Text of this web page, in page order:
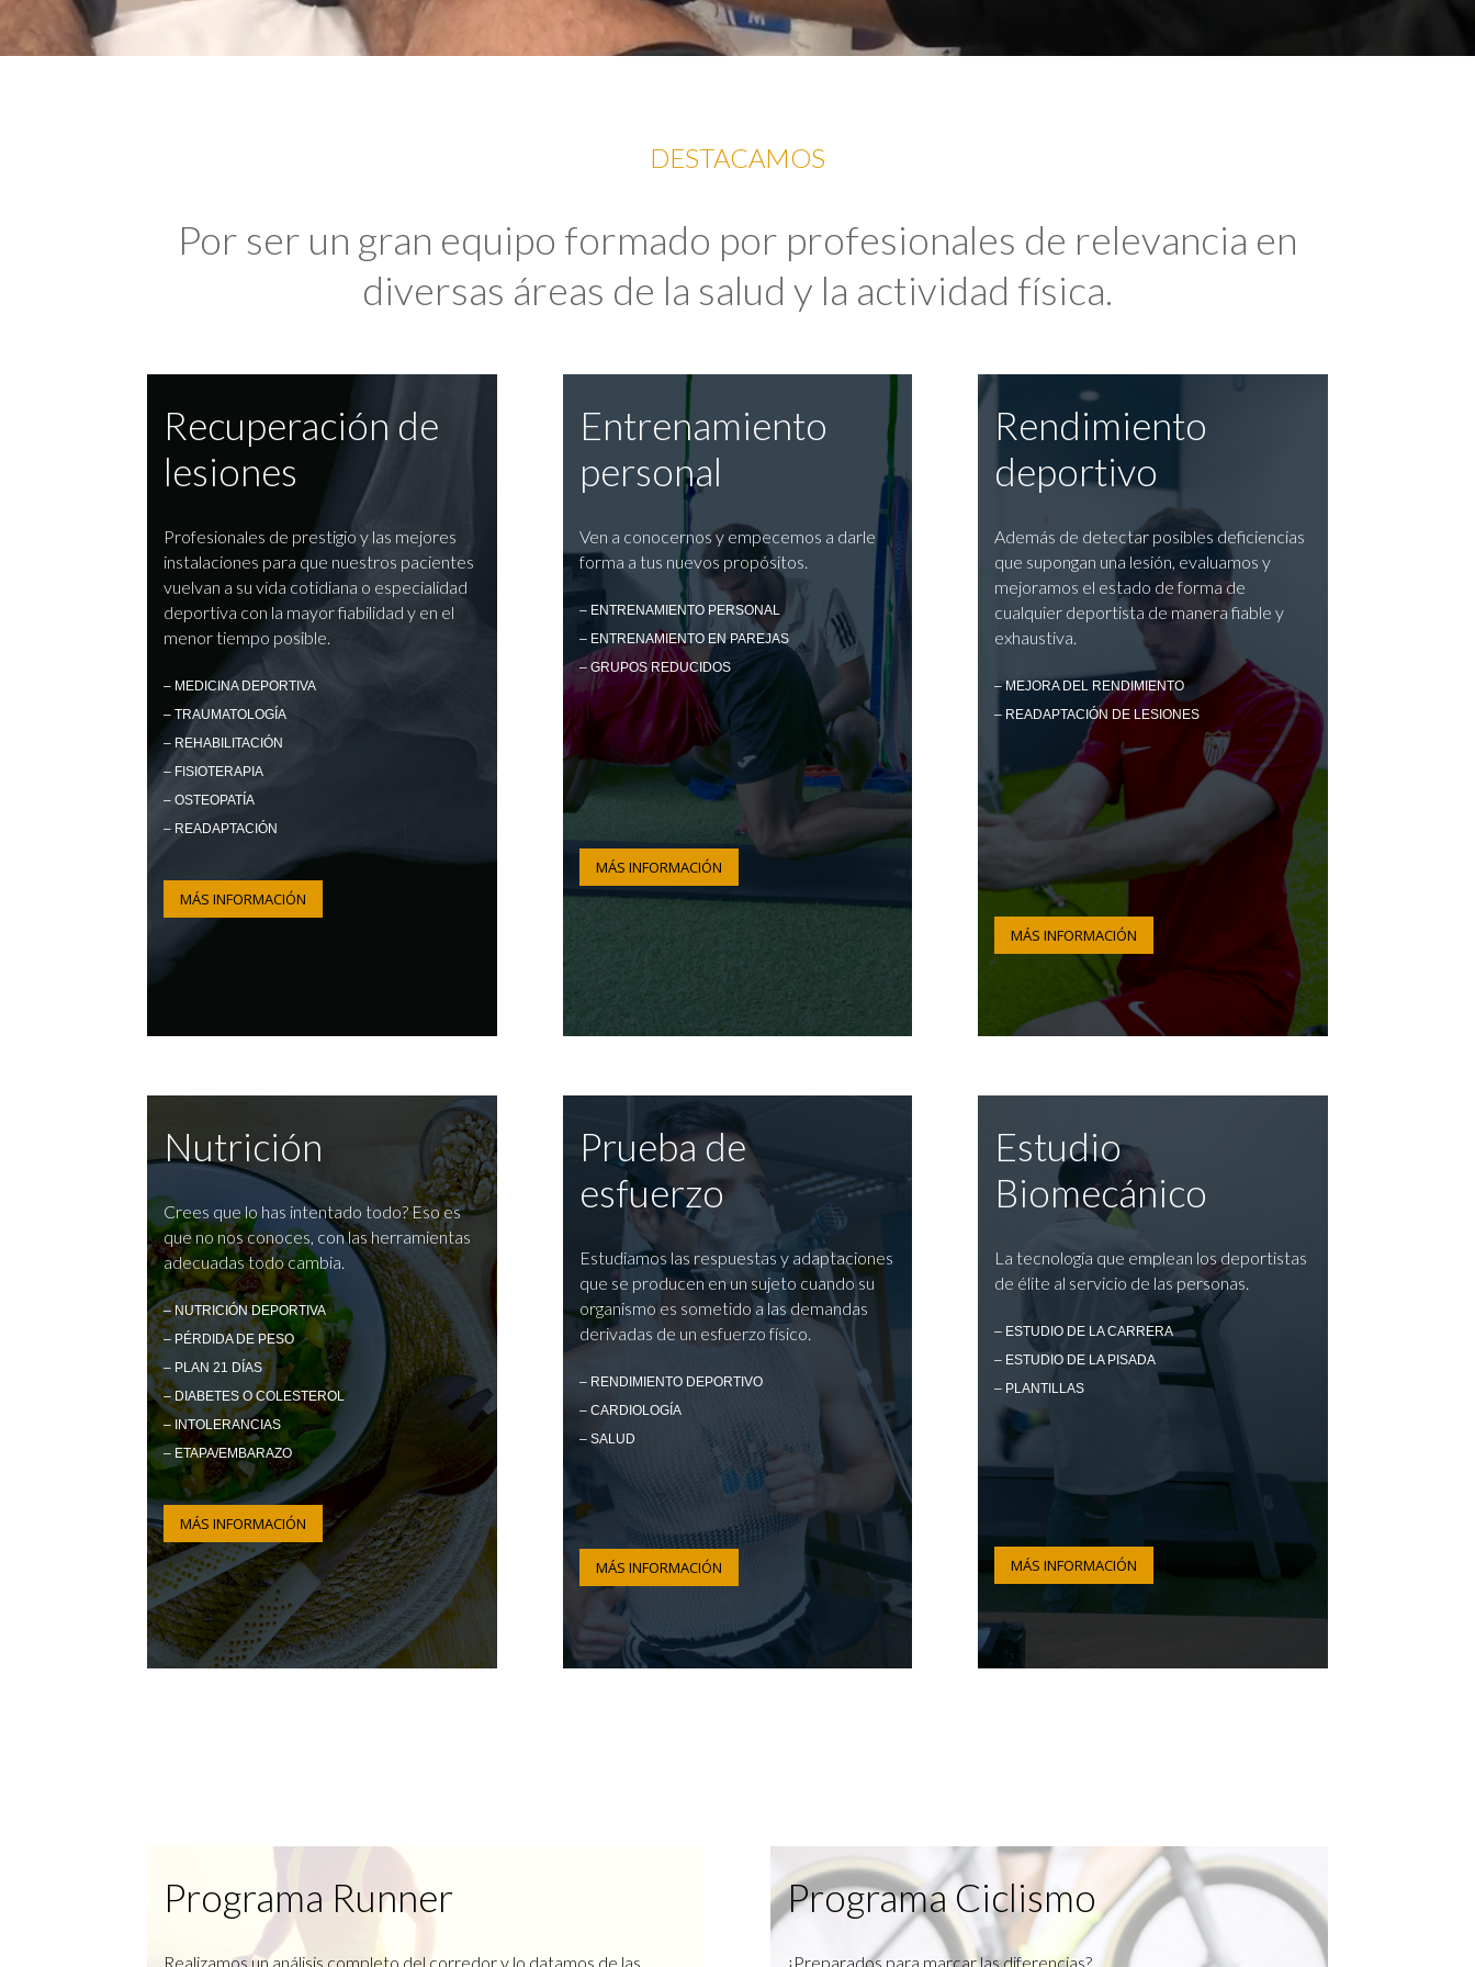
DESTACAMOS
Por ser un gran equipo formado por profesionales de relevancia en
diversas áreas de la salud y la actividad física.
Recuperación de
lesiones
Profesionales de prestigio y las mejores
instalaciones para que nuestros pacientes
vuelvan a su vida cotidiana o especialidad
deportiva con la mayor fiabilidad y en el
menor tiempo posible.
– MEDICINA DEPORTIVA
– TRAUMATOLOGÍA
– REHABILITACIÓN
– FISIOTERAPIA
– OSTEOPATÍA
– READAPTACIÓN
MÁS INFORMACIÓN
Entrenamiento
personal
Ven a conocernos y empecemos a darle
forma a tus nuevos propósitos.
– ENTRENAMIENTO PERSONAL
– ENTRENAMIENTO EN PAREJAS
– GRUPOS REDUCIDOS
MÁS INFORMACIÓN
Rendimiento
deportivo
Además de detectar posibles deficiencias
que supongan una lesión, evaluamos y
mejoramos el estado de forma de
cualquier deportista de manera fiable y
exhaustiva.
– MEJORA DEL RENDIMIENTO
– READAPTACIÓN DE LESIONES
MÁS INFORMACIÓN
Nutrición
Crees que lo has intentado todo? Eso es
que no nos conoces, con las herramientas
adecuadas todo cambia.
– NUTRICIÓN DEPORTIVA
– PÉRDIDA DE PESO
– PLAN 21 DÍAS
– DIABETES O COLESTEROL
– INTOLERANCIAS
– ETAPA/EMBARAZO
MÁS INFORMACIÓN
Prueba de
esfuerzo
Estudiamos las respuestas y adaptaciones
que se producen en un sujeto cuando su
organismo es sometido a las demandas
derivadas de un esfuerzo físico.
– RENDIMIENTO DEPORTIVO
– CARDIOLOGÍA
– SALUD
MÁS INFORMACIÓN
Estudio
Biomecánico
La tecnología que emplean los deportistas
de élite al servicio de las personas.
– ESTUDIO DE LA CARRERA
– ESTUDIO DE LA PISADA
– PLANTILLAS
MÁS INFORMACIÓN
Programa Runner
Realizamos un análisis completo del corredor y lo datamos de las
Programa Ciclismo
¿Preparados para marcar las diferencias?